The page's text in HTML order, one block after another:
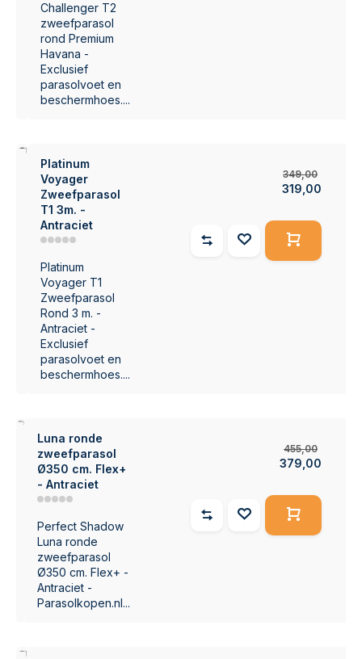
Challenger T2
zweefparasol
rond Premium
Havana -
Exclusief
parasolvoet en
beschermhoes....
Platinum
Voyager
Zweefparasol
T1 3m. -
Antraciet
Platinum
Voyager T1
Zweefparasol
Rond 3 m. -
Antraciet -
Exclusief
parasolvoet en
beschermhoes....
349,00
319,00
Luna ronde
zweefparasol
Ø350 cm. Flex+
- Antraciet
Perfect Shadow
Luna ronde
zweefparasol
Ø350 cm. Flex+ -
Antraciet -
Parasolkopen.nl...
455,00
379,00